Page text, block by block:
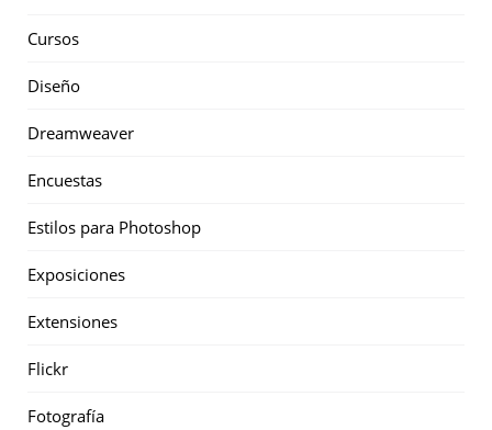
Cursos
Diseño
Dreamweaver
Encuestas
Estilos para Photoshop
Exposiciones
Extensiones
Flickr
Fotografía